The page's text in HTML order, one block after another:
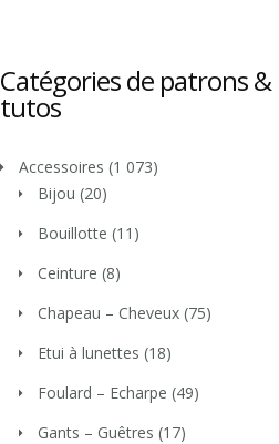
Catégories de patrons &
tutos
Accessoires (1 073)
Bijou (20)
Bouillotte (11)
Ceinture (8)
Chapeau – Cheveux (75)
Etui à lunettes (18)
Foulard – Echarpe (49)
Gants – Guêtres (17)